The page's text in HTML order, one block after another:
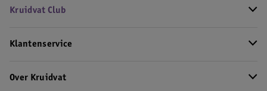
Kruidvat Club
Klantenservice
Over Kruidvat